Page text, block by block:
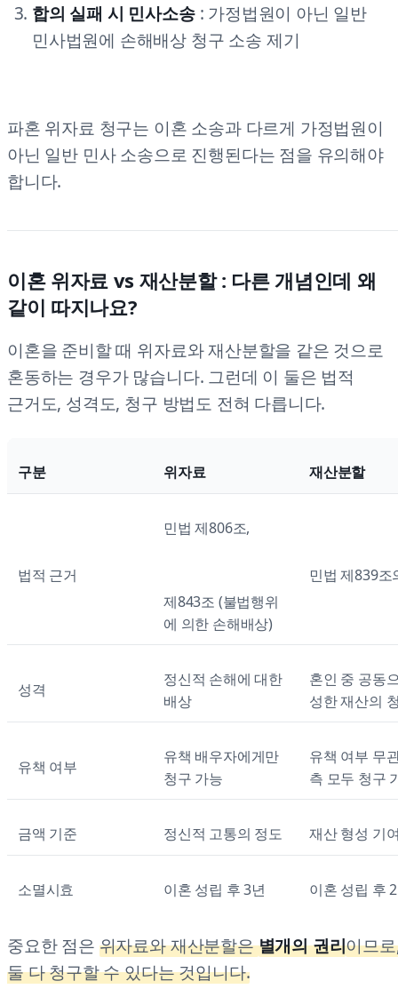
합의 실패 시 민사소송: 가정법원이 아닌 일반
민사법원에 손해배상 청구 소송 제기
파혼 위자료 청구는 이혼 소송과 다르게 가정법원이
아닌 일반 민사 소송으로 진행된다는 점을 유의해야
합니다.
이혼 위자료 vs 재산분할 : 다른 개념인데 왜
같이 따지나요?
이혼을 준비할 때 위자료와 재산분할을 같은 것으로
혼동하는 경우가 많습니다. 그런데 이 둘은 법적
근거도, 성격도, 청구 방법도 전혀 다릅니다.
구분 위자료 재산분할
법적 근거
민법 제806조,
제843조 (불법행위
에 의한 손해배상)
민법 제839조
성격
정신적 손해에 대한
배상
혼인 중 공동
성한 재산의
유책 여부
유책 배우자에게만
청구 가능
유책 여부 무
측 모두 청구
금액 기준 정신적 고통의 정도 재산 형성 기
소멸시효 이혼 성립 후 3년 이혼 성립 후
중요한 점은 위자료와 재산분할은별개의 권리이므
둘 다 청구할 수 있다는 것입니다.